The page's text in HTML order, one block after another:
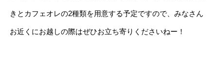
きとカフェオレの2種類を用意する予定ですので、みなさん
お近くにお越しの際はぜひお立ち寄りくださいねー！